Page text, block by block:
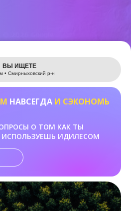
Leaflet
ВЫ ИЩЕТЕ
• Смирныховский р-н
НАВСЕГДА И СЭКОНОМЬ
О ТОМ КАК ТЫ
ИДИЛЕСОМ